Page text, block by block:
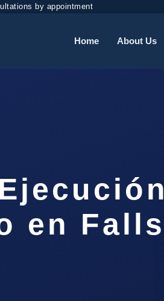
by appointment
Home About Us
en Falls